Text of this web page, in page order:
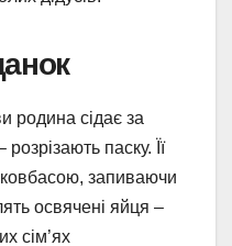
родина сідає за
паску. Її
запиваючи
освячені яйця –
сім’ях